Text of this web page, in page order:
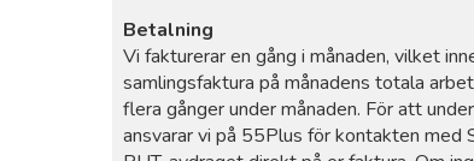
Betalning
Vi fakturerar en gång i månaden, vilket
samlingsfaktura på månadens totala
flera gånger under månaden. För att
ansvarar vi på 55Plus för kontakten med